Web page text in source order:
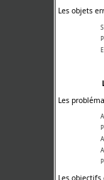
Les objets
Les
Les